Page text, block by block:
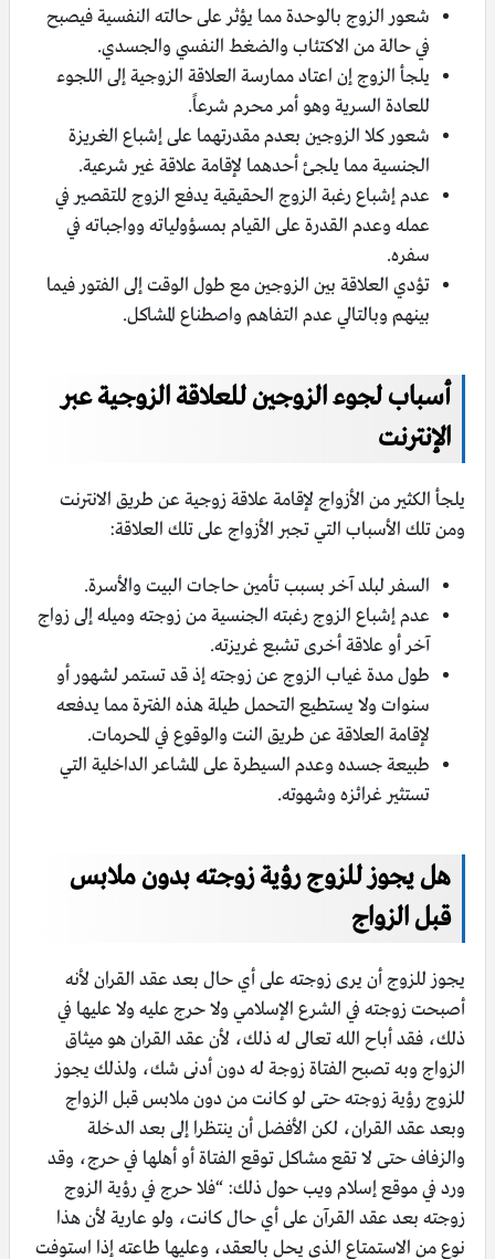
شعور الزوج بالوحدة مما يؤثر على حالته النفسية فيصبح
في حالة من الاكتئاب والضغط النفسي والجسدي.
يلجأ الزوج إن اعتاد ممارسة العلاقة الزوجية إلى اللجوء
للعادة السرية وهو أمر محرم شرعاً.
شعور كلا الزوجين بعدم مقدرتهما على إشباع الغريزة
الجنسية مما يلجئ أحدهما لإقامة علاقة غير شرعية.
عدم إشباع رغبة الزوج الحقيقية يدفع الزوج للتقصير في
عمله وعدم القدرة على القيام بمسؤولياته وواجباته في
سفره.
تؤدي العلاقة بين الزوجين مع طول الوقت إلى الفتور فيما
بينهم وبالتالي عدم التفاهم واصطناع المشاكل.
أسباب لجوء الزوجين للعلاقة الزوجية عبر
الإنترنت
يلجأ الكثير من الأزواج لإقامة علاقة زوجية عن طريق الانترنت
ومن تلك الأسباب التي تجبر الأزواج على تلك العلاقة:
السفر لبلد آخر بسبب تأمين حاجات البيت والأسرة.
عدم إشباع الزوج رغبته الجنسية من زوجته وميله إلى زواج
آخر أو علاقة أخرى تشبع غريزته.
طول مدة غياب الزوج عن زوجته إذ قد تستمر لشهور أو
سنوات ولا يستطيع التحمل طيلة هذه الفترة مما يدفعه
لإقامة العلاقة عن طريق النت والوقوع في المحرمات.
طبيعة جسده وعدم السيطرة على المشاعر الداخلية التي
تستثير غرائزه وشهوته.
هل يجوز للزوج رؤية زوجته بدون ملابس
قبل الزواج
يجوز للزوج أن يرى زوجته على أي حال بعد عقد القران لأنه
أصبحت زوجته في الشرع الإسلامي ولا حرج عليه ولا عليها في
ذلك، فقد أباح الله تعالى له ذلك، لأن عقد القران هو ميثاق
الزواج وبه تصبح الفتاة زوجة له دون أدنى شك، ولذلك يجوز
للزوج رؤية زوجته حتى لو كانت من دون ملابس قبل الزواج
وبعد عقد القران، لكن الأفضل أن ينتظرا إلى بعد الدخلة
والزفاف حتى لا تقع مشاكل توقع الفتاة أو أهلها في حرج، وقد
ورد في موقع إسلام ويب حول ذلك: “فلا حرج في رؤية الزوج
زوجته بعد عقد القرآن على أي حال كانت، ولو عارية لأن هذا
نوع من الاستمتاع الذي يحل بالعقد، وعليها طاعته إذا استوفت